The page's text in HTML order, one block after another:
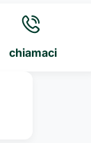
chiamaci